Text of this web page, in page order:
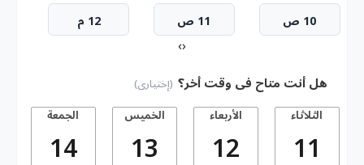
10 ص 11 ص 12 م
‹
›
هل أنت متاح فى وقت أخر؟ (إختيارى)
الثلاثاء
11
الأربعاء
12
الخميس
13
الجمعة
14